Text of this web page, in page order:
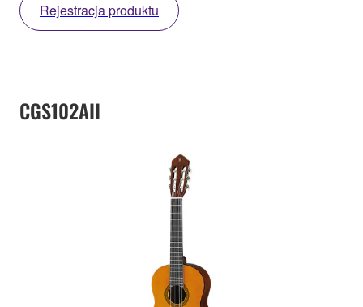
Rejestracja produktu
CGS102AII